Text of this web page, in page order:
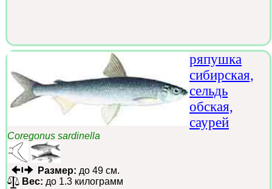
ряпушка
сибирская,
сельдь
обская,
саурей
Coregonus sardinella
Размер: до 49 см.
Вес: до 1.3 килограмм